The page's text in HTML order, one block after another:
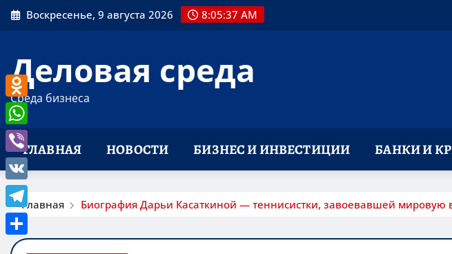
Перейти
к
Воскресенье, 9 августа 2026 8:05:38 AM
Деловая среда
Среда бизнеса
ГЛАВНАЯ НОВОСТИ БИЗНЕС И ИНВЕСТИЦИИ БАНКИ И
Главная Биография Дарьи Касаткиной — теннисистки, завоевавшей мировую
Odnoklassniki
WhatsApp
Viber
VK
Telegram
Отправить